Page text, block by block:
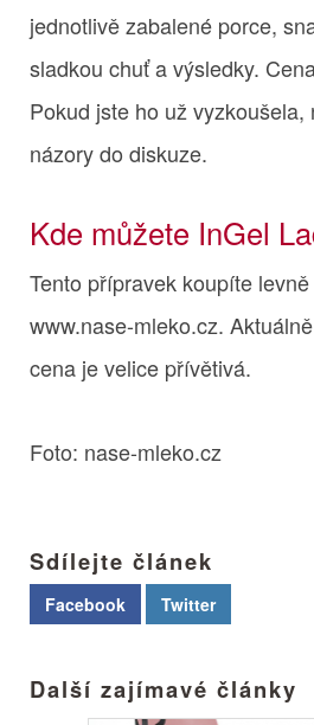
jednotlivě zabalené porce,
sladkou chuť a výsledky.
Pokud jste ho už vyzkoušela,
názory do diskuze.
Kde můžete InGel
Tento přípravek koupíte
www.nase-mleko.cz.
cena je velice přívětivá.
Foto: nase-mleko.cz
Sdílejte článek
Facebook Twitter
Další zajímavé články